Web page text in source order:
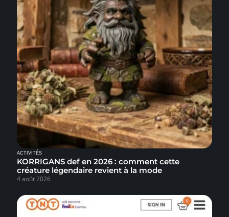
ACTIVITÉS
KORRIGANS def en 2026 : comment cette
créature légendaire revient à la mode
4 août 2026